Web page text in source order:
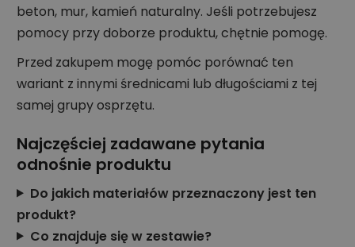
beton, mur, kamień naturalny. Jeśli potrzebujesz
pomocy przy doborze produktu, chętnie pomogę.
Przed zakupem mogę pomóc porównać ten
wariant z innymi średnicami lub długościami z tej
samej grupy osprzętu.
Najczęściej zadawane pytania
odnośnie produktu
Do jakich materiałów przeznaczony jest ten
produkt?
Co znajduje się w zestawie?